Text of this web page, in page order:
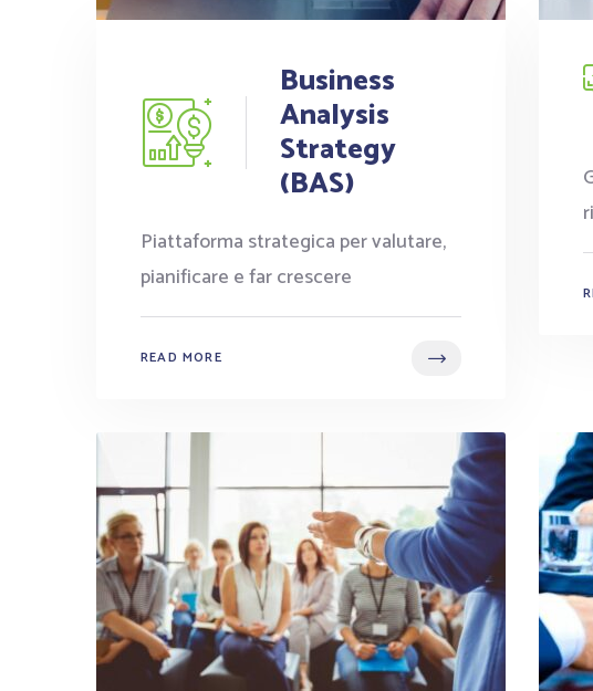
Business
Analysis
Strategy
(BAS)
Piattaforma strategica per valutare,
pianificare e far crescere
READ MORE